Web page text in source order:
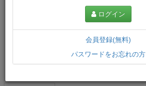
ログイン
会員登録(無料)
パスワードをお忘れの方